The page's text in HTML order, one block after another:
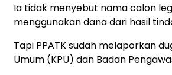
Ia tidak menyebut nama calon
menggunakan dana dari hasil
Tapi PPATK sudah melaporkan
Umum (KPU) dan Badan